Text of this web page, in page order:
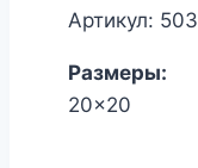
Артикул: 503
Размеры:
20x20